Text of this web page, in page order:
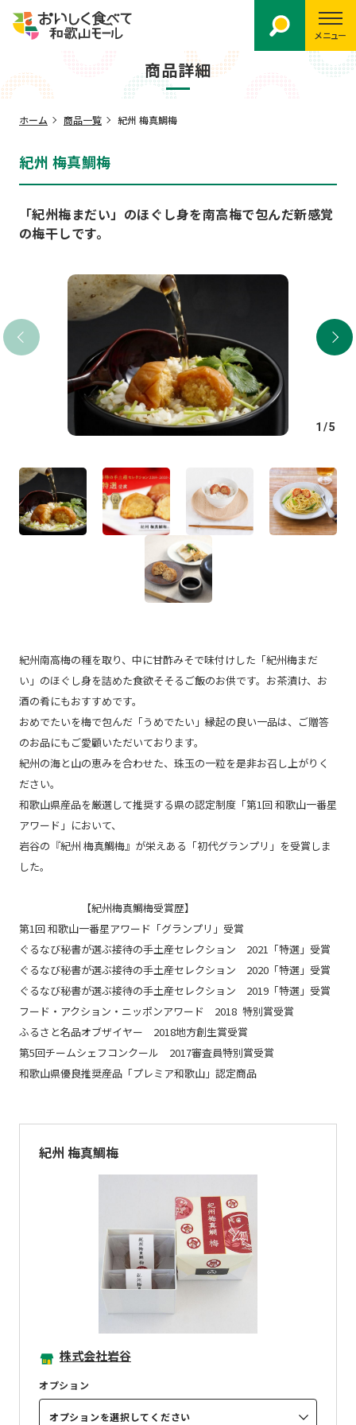
メニュー
商品詳細
ホーム 商品一覧 紀州 梅真鯛梅
紀州 梅真鯛梅
「紀州梅まだい」のほぐし身を南高梅で包んだ新感覚
の梅干しです。
1 /5
紀州南高梅の種を取り、中に甘酢みそで味付けした「紀州梅まだ
い」のほぐし身を詰めた食欲そそるご飯のお供です。お茶漬け、お
酒の肴にもおすすめです。
おめでたいを梅で包んだ「うめでたい」縁起の良い一品は、ご贈答
のお品にもご愛顧いただいております。
紀州の海と山の恵みを合わせた、珠玉の一粒を是非お召し上がりく
ださい。
和歌山県産品を厳選して推奨する県の認定制度「第1回 和歌山一番星
アワード」において、
岩谷の『紀州 梅真鯛梅』が栄えある「初代グランプリ」を受賞しま
した。
【紀州梅真鯛梅受賞歴】
第1回 和歌山一番星アワード「グランプリ」受賞
ぐるなび秘書が選ぶ接待の手土産セレクション 2021「特選」受賞
ぐるなび秘書が選ぶ接待の手土産セレクション 2020「特選」受賞
ぐるなび秘書が選ぶ接待の手土産セレクション 2019「特選」受賞
フード・アクション・ニッポンアワード 2018 特別賞受賞
ふるさと名品オブザイヤー 2018地方創生賞受賞
第5回チームシェフコンクール 2017審査員特別賞受賞
和歌山県優良推奨産品「プレミア和歌山」認定商品
紀州 梅真鯛梅
株式会社岩谷
オプション
オプションを選択してください